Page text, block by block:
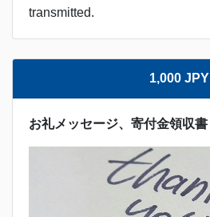
transmitted.
1,000 JPY
お礼メッセージ、寄付金領収書